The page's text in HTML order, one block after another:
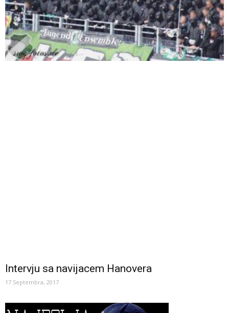
Intervju sa navijacem Hanovera
17 Septembra, 2017